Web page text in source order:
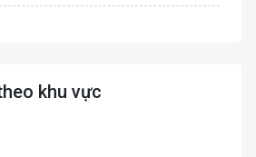
khu vực